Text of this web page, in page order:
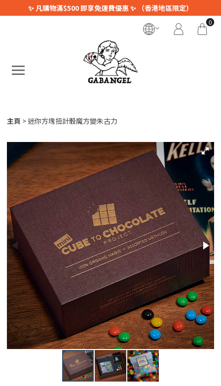
✨ 凡購物滿$500 即享免運費優惠 ✨ （香港地區限定）
0
主頁 迷你方塊扭計骰魔方變朱古力